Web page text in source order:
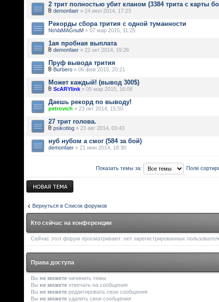
2 трит полностью убит кланом (3384 трита с карты
demonfaer » 24 июл 2014, 17:23
Рекорды сбора трития с одной туманности
NoVaMAGnuM » 07 мар 2015, 11:25
1ая пробная выплата
demonfaer » 22 окт 2014, 19:26
Пруф вывода трития
Burbero » 06 фев 2015, 20:21
Может каждый! (вывод 300$)
ScARYlink » 05 мар 2015, 16:08
Даешь рекорд по выводу!
petrovich » 23 окт 2014, 15:50
27 трит голова.
psikotlog » 23 авг 2014, 03:43
нуб нубом а смог (584 за бой)
demonfaer » 21 июн 2014, 18:30
Показать темы за: Поле
Новая тема
Вернуться в Список форумов
Кто сейчас на конференции
Сейчас этот форум просматривают: нет зарегистрированных
Права доступа
Вы не можете начинать темы
Вы не можете отвечать на сообщения
Вы не можете редактировать свои сообщения
Вы не можете удалять свои сообщения